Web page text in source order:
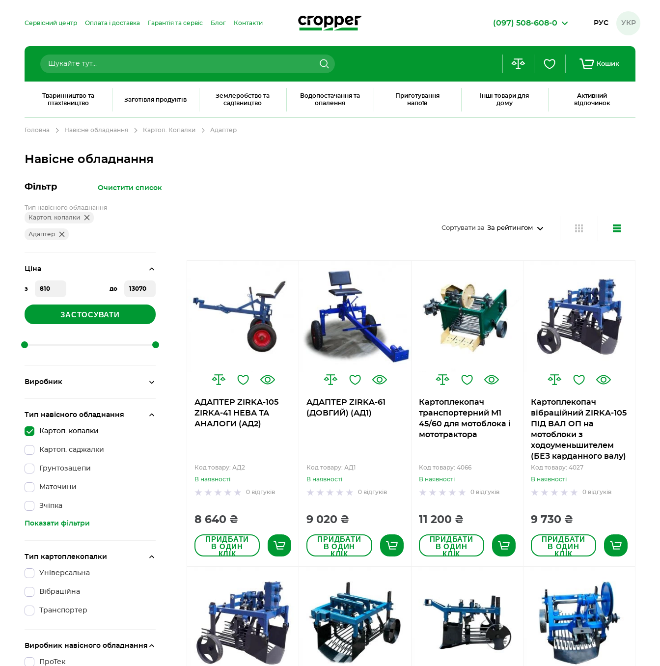
РУС УКР
Тваринництво та
птахівництво
Заготівля продуктів
Землеробство та
садівництво
Водопостачання та
опалення
Приготування
напоїв
Інші товари для
дому
Активний
відпочинок
Сервісний центр Оплата і доставка Гарантія та сервіс Блог Контакти (097) 508-608-0
Кошик
Головна Навісне обладнання Картоп. Копалки Адаптер
Навісне обладнання
Сортувати за За рейтингом
АДАПТЕР ZIRKA-105
ZIRKA-41 НЕВА ТА
АНАЛОГИ (АД2)
Код товару: АД2
В наявності
0 відгуків
8 640 ₴
ПРИДБАТИ
В ОДИН
КЛІК
АДАПТЕР ZIRKA-61
(ДОВГИЙ) (АД1)
Код товару: АД1
В наявності
0 відгуків
9 020 ₴
ПРИДБАТИ
В ОДИН
КЛІК
Картоплекопач
транспортерний М1
45/60 для мотоблока і
мототрактора
Код товару: 4066
В наявності
0 відгуків
11 200 ₴
ПРИДБАТИ
В ОДИН
КЛІК
Картоплекопач
вібраційний ZIRKA-105
ПІД ВАЛ ОП на
мотоблоки з
ходоуменьшителем
(БЕЗ карданного валу)
Код товару: 4027
В наявності
0 відгуків
9 730 ₴
ПРИДБАТИ
В ОДИН
КЛІК
Фільтр Очистити список
Тип навісного обладнання
Картоп. копалки
Адаптер
Ціна
з до
ЗАСТОСУВАТИ
Виробник
Тип навісного обладнання
Картоп. копалки
Картоп. саджалки
Грунтозацепи
Маточини
Зчіпка
Показати фільтри
Тип картоплекопалки
Універсальна
Вібраційна
Транспортер
Виробник навісного обладнання
ПроТек